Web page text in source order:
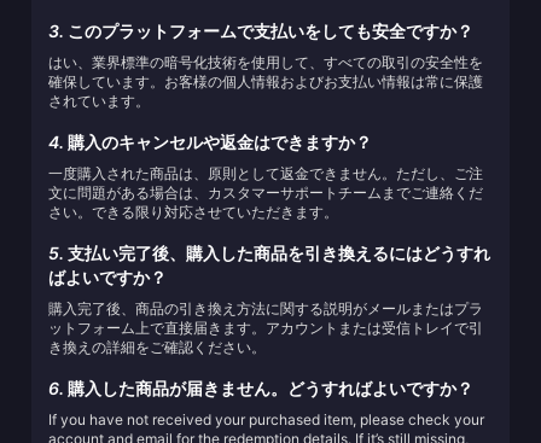
3. このプラットフォームで支払いをしても安全ですか？
はい、業界標準の暗号化技術を使用して、すべての取引の安全性を
確保しています。お客様の個人情報およびお支払い情報は常に保護
されています。
4. 購入のキャンセルや返金はできますか？
一度購入された商品は、原則として返金できません。ただし、ご注
文に問題がある場合は、カスタマーサポートチームまでご連絡くだ
さい。できる限り対応させていただきます。
5. 支払い完了後、購入した商品を引き換えるにはどうすれ
ばよいですか？
購入完了後、商品の引き換え方法に関する説明がメールまたはプラ
ットフォーム上で直接届きます。アカウントまたは受信トレイで引
き換えの詳細をご確認ください。
6. 購入した商品が届きません。どうすればよいですか？
If you have not received your purchased item, please check your
account and email for the redemption details. If it’s still missing,